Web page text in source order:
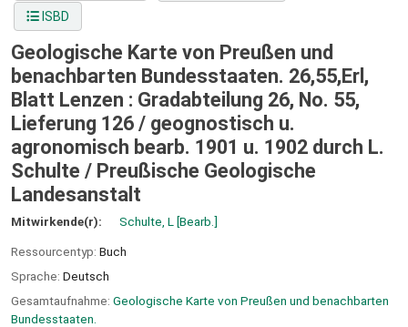
ISBD
Geologische Karte von Preußen und
benachbarten Bundesstaaten. 26,55,Erl,
Blatt Lenzen : Gradabteilung 26, No. 55,
Lieferung 126 / geognostisch u.
agronomisch bearb. 1901 u. 1902 durch L.
Schulte / Preußische Geologische
Landesanstalt
Mitwirkende(r): Schulte, L [Bearb.]
Ressourcentyp: Buch
Sprache: Deutsch
Gesamtaufnahme: Geologische Karte von Preußen und benachbarten
Bundesstaaten.